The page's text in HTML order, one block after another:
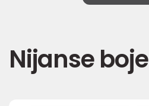
Nijanse boje